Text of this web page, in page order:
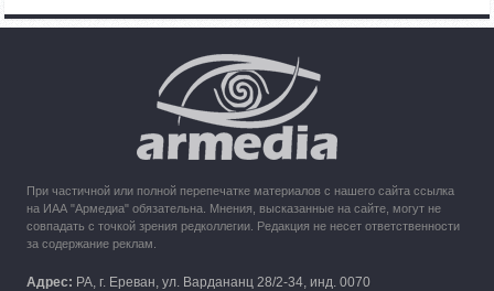
Кипр рассматривает возможность размещения беженцев
из Карабаха
При частичной или полной перепечатке материалов с нашего сайта ссылка
на ИАА "Армедиа" обязательна. Мнения, высказанные на сайте, могут не
совпадать с точкой зрения редколлегии. Редакция не несет ответственности
за содержание реклам.
Адрес: РА, г. Ереван, ул. Вардананц 28/2-34, инд. 0070